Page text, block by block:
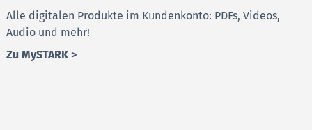
Alle digitalen Produkte im Kundenkonto: PDFs, Videos,
Audio und mehr!
Zu MySTARK >